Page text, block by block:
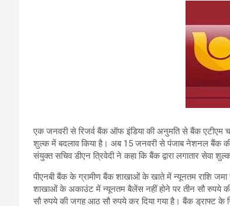
एक जनवरी से रिजर्व बैंक ऑफ इंडिया की अनुमति से बैंक एटीएम
शुल्क में बदलाव किया है। अब 15 जनवरी से पंजाब नेशनल बैंक
संयुक्त सचिव डीएन त्रिवेदी ने कहा कि बैंक द्वारा लगातार सेवा
पीएनबी बैंक के ग्रामीण बैंक शाखाओं के खाते में न्यूनतम राशि
शाखाओं के अकाउंट में न्यूनतम बैलेंस नहीं होने पर तीन सौ रुपये
सौ रुपये की जगह आठ सौ रुपये कर दिया गया है। बैंक ड्राफ्ट के